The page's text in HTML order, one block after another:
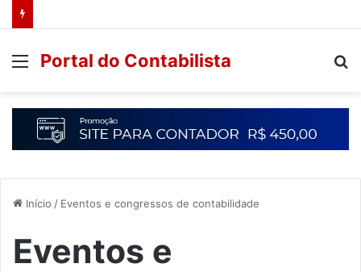
Portal do Contabilista
Início / Eventos e congressos de contabilidade
Eventos e